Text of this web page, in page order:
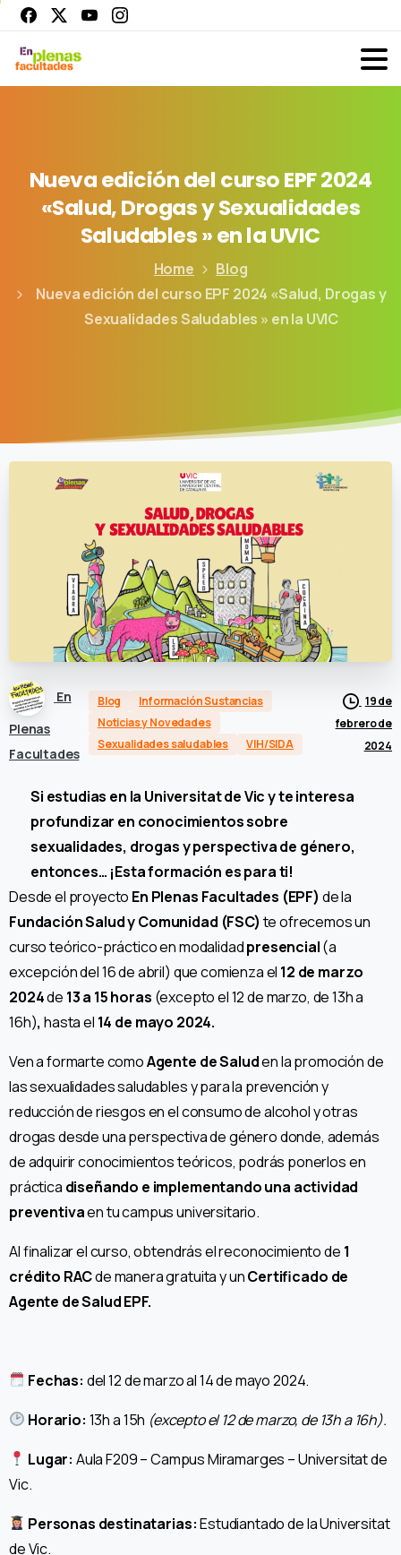
Nuevaedicióndel cursoEPF2024
«Salud,DrogasySexualidades
Saludables»enlaUVIC
Home
Blog
Nueva edición del curso EPF 2024 «Salud, Drogas y
Sexualidades Saludables » en la UVIC
En
Plenas
Facultades
Blog
Información Sustancias
Noticias y Novedades
Sexualidades saludables
VIH/SIDA
19 de
febrero de
2024
Si estudias en la Universitat de Vic y te interesa
profundizar en conocimientos sobre
sexualidades, drogas y perspectiva de género,
entonces… ¡Esta formación es para ti!
Desde el proyecto En Plenas Facultades (EPF) de la
Fundación Salud y Comunidad (FSC)te ofrecemos un
curso teórico-práctico en modalidadpresencial(a
excepción del 16 de abril) que comienza el 12 de marzo
2024de 13 a 15 horas (excepto el 12 de marzo, de 13h a
16h),hasta el 14 de mayo 2024.
Ven a formarte comoAgente de Saluden la promoción de
las sexualidades saludables y para la prevención y
reducción de riesgos en el consumo de alcohol y otras
drogas desde una perspectiva de género donde, además
de adquirir conocimientos teóricos, podrás ponerlos en
práctica diseñando e implementando una actividad
preventivaen tu campus universitario.
Al finalizar el curso, obtendrás el reconocimiento de 1
crédito RACde manera gratuita y unCertificado de
Agente de Salud EPF.
Fechas: del 12 de marzo al 14 de mayo 2024.
Horario: 13h a 15h (excepto el 12 de marzo, de 13h a 16h).
Lugar: Aula F209 – Campus Miramarges – Universitat de
Vic.
Personas destinatarias:Estudiantado de la Universitat
de Vic.